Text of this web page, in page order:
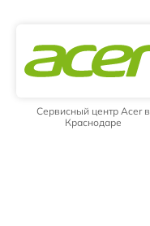
Сервисный центр Acer в
Краснодаре